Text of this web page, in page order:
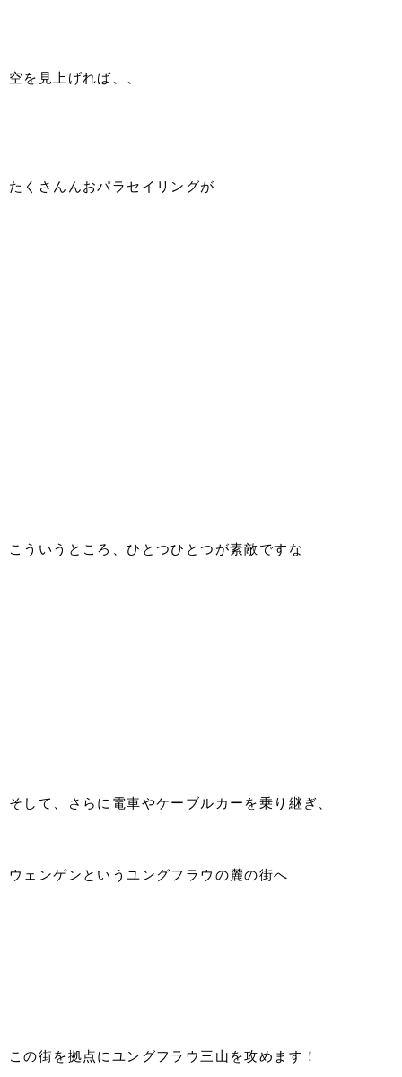
空を見上げれば、、
たくさんんおパラセイリングが
こういうところ、ひとつひとつが素敵ですな
そして、さらに電車やケーブルカーを乗り継ぎ、
ウェンゲンというユングフラウの麓の街へ
この街を拠点にユングフラウ三山を攻めます！